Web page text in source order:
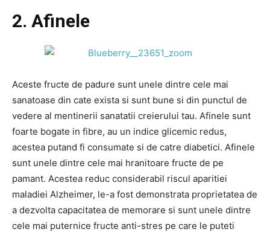
2. Afinele
Aceste fructe de padure sunt unele dintre cele mai
sanatoase din cate exista si sunt bune si din punctul de
vedere al mentinerii sanatatii creierului tau. Afinele sunt
foarte bogate in fibre, au un indice glicemic redus,
acestea putand fi consumate si de catre diabetici. Afinele
sunt unele dintre cele mai hranitoare fructe de pe
pamant. Acestea reduc considerabil riscul aparitiei
maladiei Alzheimer, le-a fost demonstrata proprietatea de
a dezvolta capacitatea de memorare si sunt unele dintre
cele mai puternice fructe anti-stres pe care le puteti